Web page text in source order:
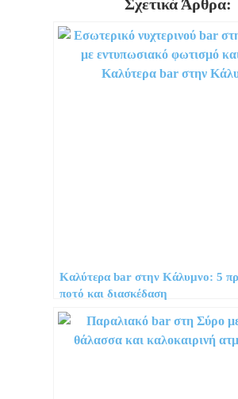
Σχετικά Άρθρα:
Καλύτερα bar στην Κάλυμνο: 5
ποτό και διασκέδαση